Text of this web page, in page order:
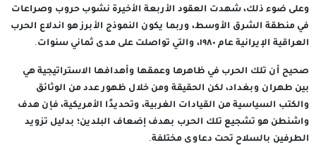
وعلى ضوء ذلك، شهدت العقود الأربعة الأخيرة نشوب حروب وصراعات
في منطقة الشرق الأوسط، وربما يكون النموذج الأبرز هو اندلاع الحرب
العراقية الإيرانية عام ١٩٨٠، والتي تواصلت على مدى ثماني سنوات.
صحيح أن تلك الحرب في ظاهرها وعمقها وأهدافها الاستراتيجية هي
بين طهران وبغداد، لكن الحقيقة ومن خلال ظهور عدد من الوثائق
والكتب السياسية من القيادات الغربية، وتحديدًا الأمريكية، فإن هدف
واشنطن هو تشجيع تلك الحرب بهدف إضعاف البلدين؛ بدليل تزويد
الطرفين بالسلاح تحت دعاوى مختلفة.